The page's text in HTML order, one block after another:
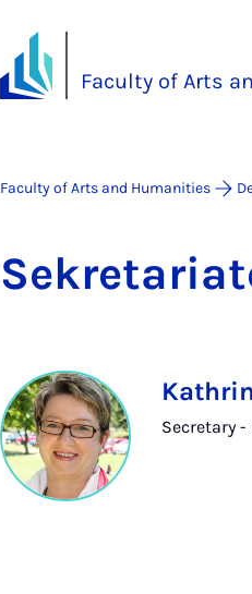
Faculty of Arts
Faculty of Arts and Humanities
Secretary -